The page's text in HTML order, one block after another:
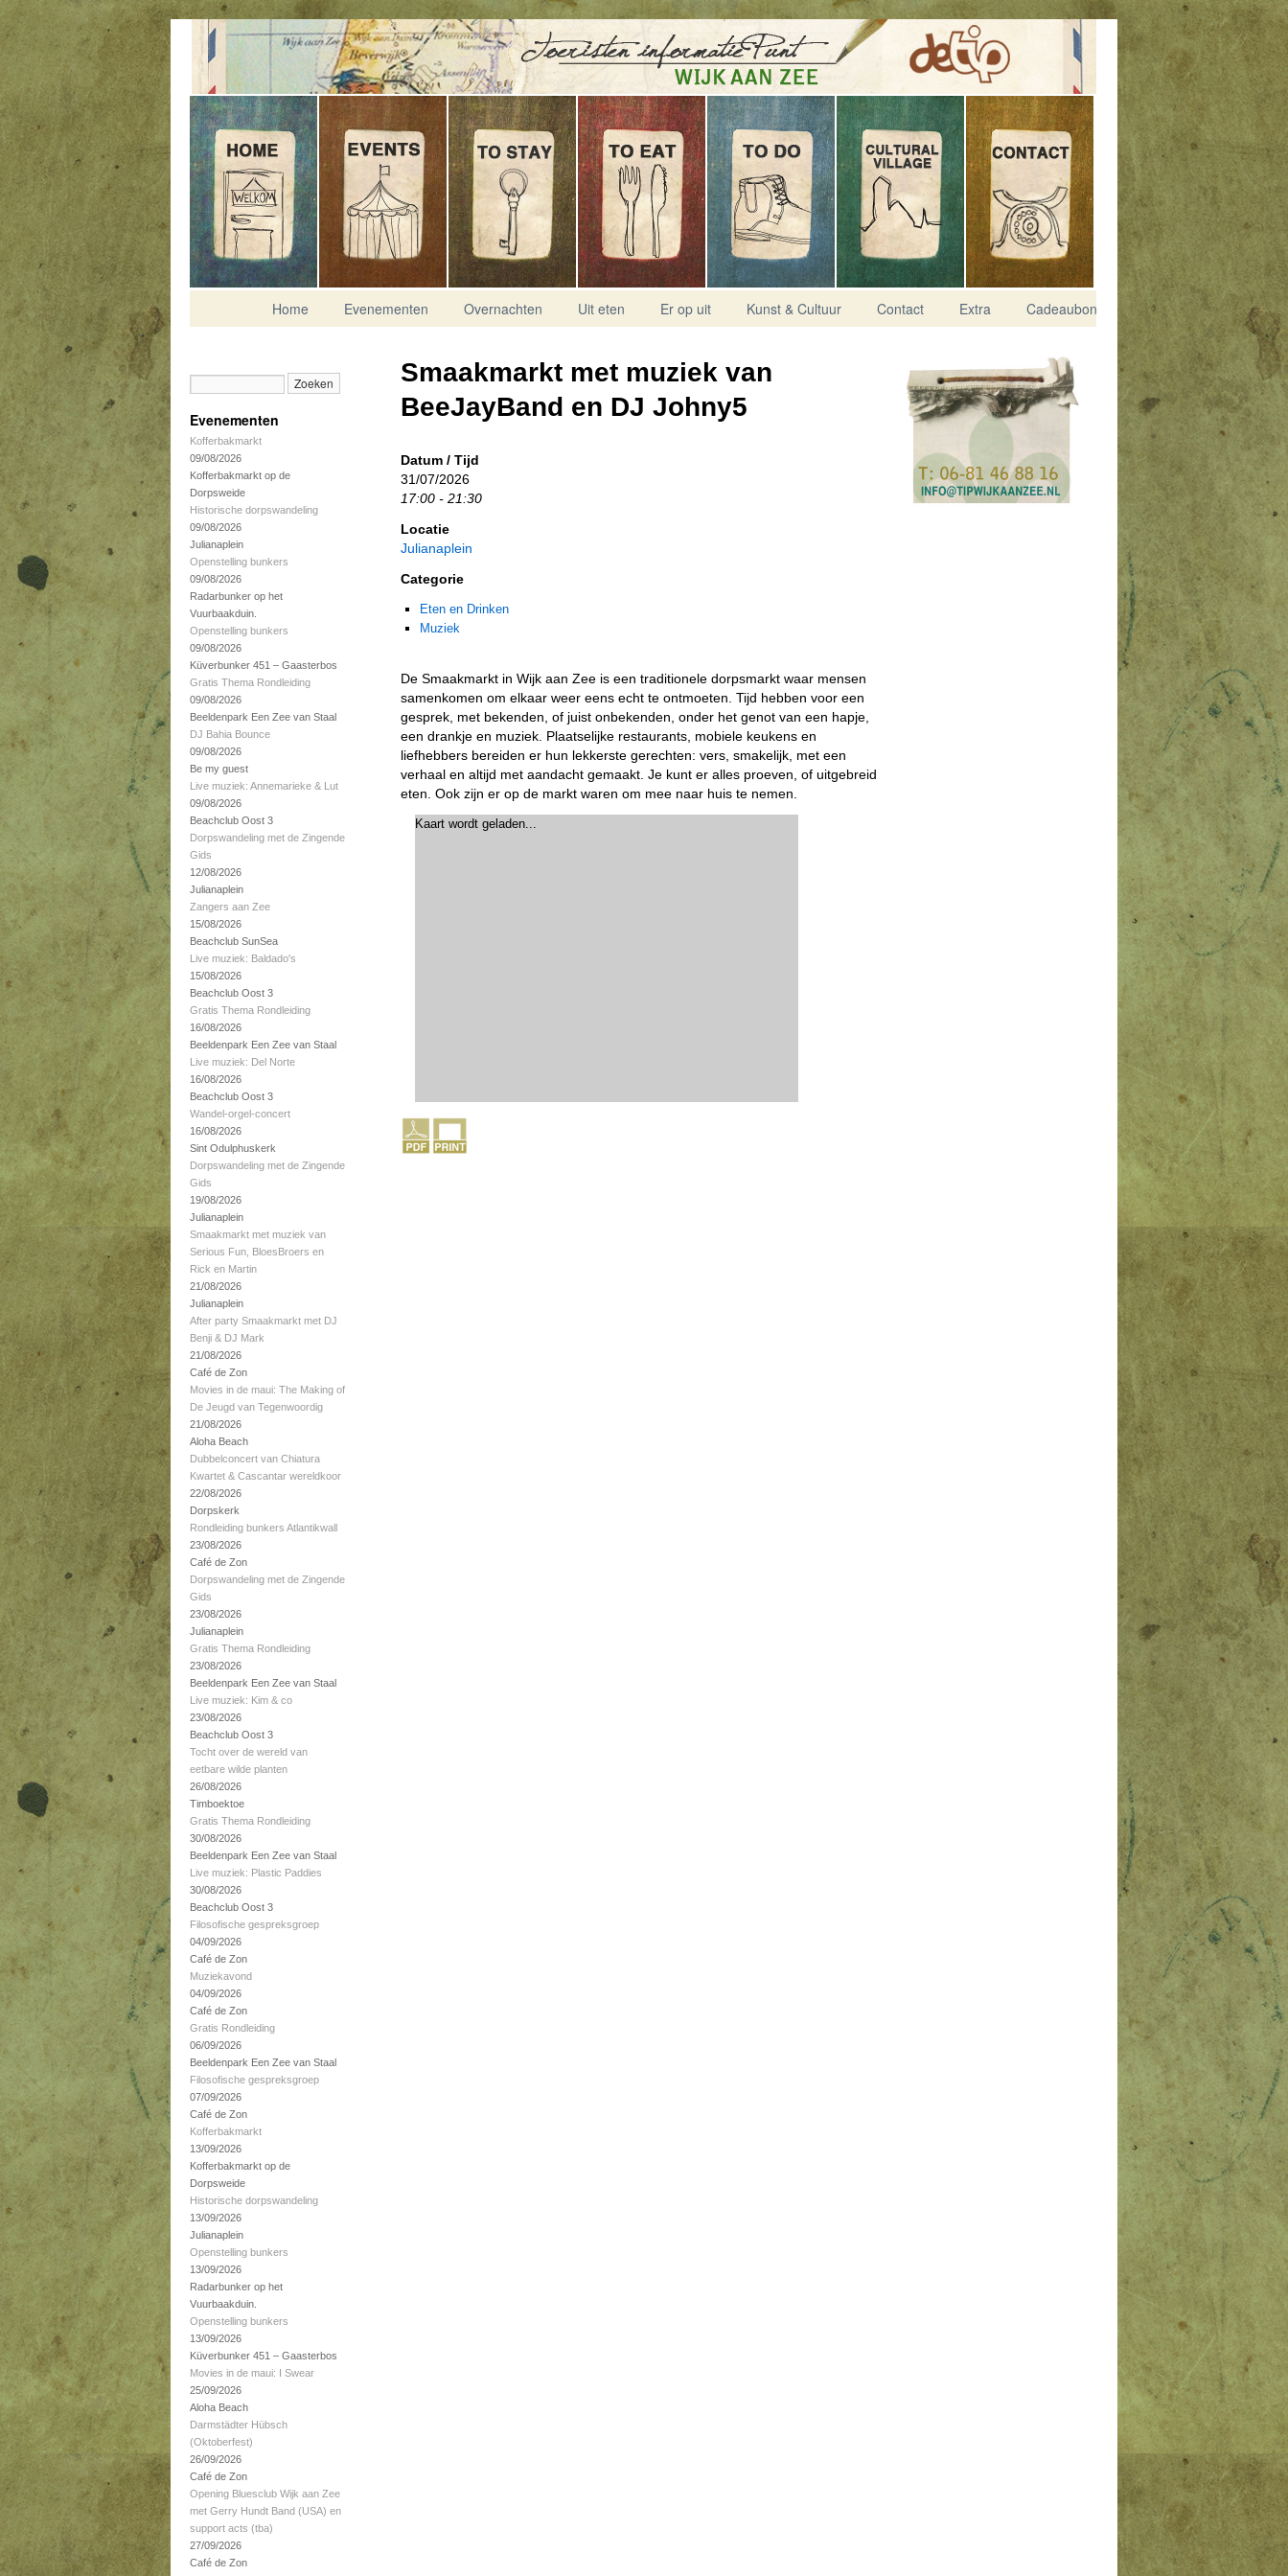
Contact
Home Evenementen Overnachten Uit eten Er op uit Kunst & Cultuur Contact Extra Cadeaubon
Evenementen
Kofferbakmarkt
09/08/2026
Kofferbakmarkt op de
Dorpsweide
Historische dorpswandeling
09/08/2026
Julianaplein
Openstelling bunkers
09/08/2026
Radarbunker op het
Vuurbaakduin.
Openstelling bunkers
09/08/2026
Küverbunker 451 – Gaasterbos
Gratis Thema Rondleiding
09/08/2026
Beeldenpark Een Zee van Staal
DJ Bahia Bounce
09/08/2026
Be my guest
Live muziek: Annemarieke & Lut
09/08/2026
Beachclub Oost 3
Dorpswandeling met de Zingende
Gids
12/08/2026
Julianaplein
Zangers aan Zee
15/08/2026
Beachclub SunSea
Live muziek: Baldado's
15/08/2026
Beachclub Oost 3
Gratis Thema Rondleiding
16/08/2026
Beeldenpark Een Zee van Staal
Live muziek: Del Norte
16/08/2026
Beachclub Oost 3
Wandel-orgel-concert
16/08/2026
Sint Odulphuskerk
Dorpswandeling met de Zingende
Gids
19/08/2026
Julianaplein
Smaakmarkt met muziek van
Serious Fun, BloesBroers en
Rick en Martin
21/08/2026
Julianaplein
After party Smaakmarkt met DJ
Benji & DJ Mark
21/08/2026
Café de Zon
Movies in de maui: The Making of
De Jeugd van Tegenwoordig
21/08/2026
Aloha Beach
Dubbelconcert van Chiatura
Kwartet & Cascantar wereldkoor
22/08/2026
Dorpskerk
Rondleiding bunkers Atlantikwall
23/08/2026
Café de Zon
Dorpswandeling met de Zingende
Gids
23/08/2026
Julianaplein
Gratis Thema Rondleiding
23/08/2026
Beeldenpark Een Zee van Staal
Live muziek: Kim & co
23/08/2026
Beachclub Oost 3
Tocht over de wereld van
eetbare wilde planten
26/08/2026
Timboektoe
Gratis Thema Rondleiding
30/08/2026
Beeldenpark Een Zee van Staal
Live muziek: Plastic Paddies
30/08/2026
Beachclub Oost 3
Filosofische gespreksgroep
04/09/2026
Café de Zon
Muziekavond
04/09/2026
Café de Zon
Gratis Rondleiding
06/09/2026
Beeldenpark Een Zee van Staal
Filosofische gespreksgroep
07/09/2026
Café de Zon
Kofferbakmarkt
13/09/2026
Kofferbakmarkt op de
Dorpsweide
Historische dorpswandeling
13/09/2026
Julianaplein
Openstelling bunkers
13/09/2026
Radarbunker op het
Vuurbaakduin.
Openstelling bunkers
13/09/2026
Küverbunker 451 – Gaasterbos
Movies in de maui: I Swear
25/09/2026
Aloha Beach
Darmstädter Hübsch
(Oktoberfest)
26/09/2026
Café de Zon
Opening Bluesclub Wijk aan Zee
met Gerry Hundt Band (USA) en
support acts (tba)
27/09/2026
Café de Zon
Smaakmarkt met muziek van
BeeJayBand en DJ Johny5
Datum / Tijd
31/07/2026
17:00 - 21:30
Locatie
Julianaplein
Categorie
Eten en Drinken
Muziek
De Smaakmarkt in Wijk aan Zee is een traditionele dorpsmarkt waar mensen
samenkomen om elkaar weer eens echt te ontmoeten. Tijd hebben voor een
gesprek, met bekenden, of juist onbekenden, onder het genot van een hapje,
een drankje en muziek. Plaatselijke restaurants, mobiele keukens en
liefhebbers bereiden er hun lekkerste gerechten: vers, smakelijk, met een
verhaal en altijd met aandacht gemaakt. Je kunt er alles proeven, of uitgebreid
eten. Ook zijn er op de markt waren om mee naar huis te nemen.
Kaart wordt geladen...